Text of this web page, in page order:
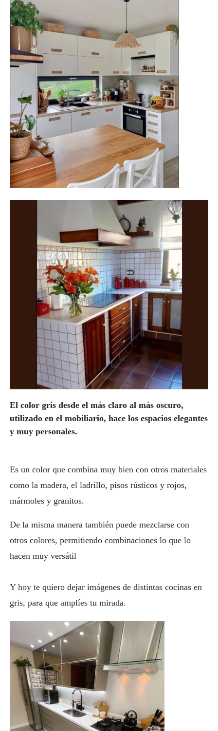
El color gris desde el más claro al más oscuro,
utilizado en el mobiliario, hace los espacios elegantes
y muy personales.
Es un color que combina muy bien con otros materiales
como la madera, el ladrillo, pisos rústicos y rojos,
mármoles y granitos.
De la misma manera también puede mezclarse con
otros colores, permitiendo combinaciones lo que lo
hacen muy versátil⁣
Y hoy te quiero dejar imágenes de distintas cocinas en
gris, para que amplíes tu mirada.